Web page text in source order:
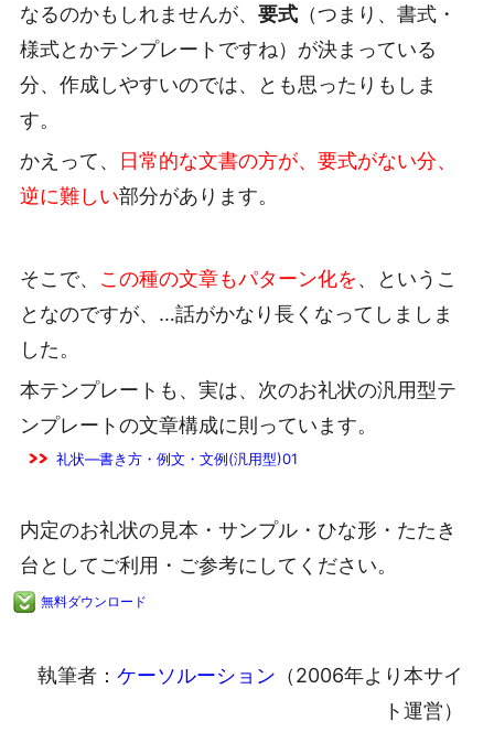
なるのかもしれませんが、 要式 （つまり、書式・
様式とかテンプレートですね）が決まっている
分、作成しやすいのでは、とも思ったりもしま
す。
かえって、
日常的な文書の方が、要式がない分、
逆に難しい部分があります。
そこで、 この種の文章もパターン化を、というこ
となのですが、…話がかなり長くなってしましま
した。
本テンプレートも、実は、次のお礼状の汎用型テ
ンプレートの文章構成に則っています。
礼状―書き方・例文・文例(汎用型)01
内定のお礼状の見本・サンプル・ひな形・たたき
台としてご利用・ご参考にしてください。
無料ダウンロード
執筆者： ケーソルーション （2006年より本サイ
ト運営）